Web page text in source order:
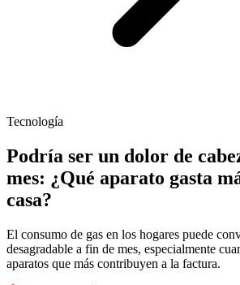
Tecnología
Podría ser un dolor de
mes: ¿Qué aparato gasta
casa?
El consumo de gas en los hogares puede
desagradable a fin de mes, especialmente
aparatos que más contribuyen a la factura.